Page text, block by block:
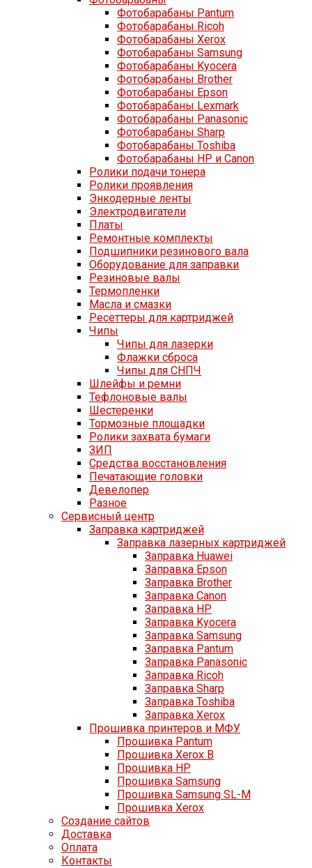
Фотобарабаны Pantum
Фотобарабаны Ricoh
Фотобарабаны Xerox
Фотобарабаны Samsung
Фотобарабаны Kyocera
Фотобарабаны Brother
Фотобарабаны Epson
Фотобарабаны Lexmark
Фотобарабаны Panasonic
Фотобарабаны Sharp
Фотобарабаны Toshiba
Фотобарабаны HP и Canon
Ролики подачи тонера
Ролики проявления
Энкодерные ленты
Электродвигатели
Платы
Ремонтные комплекты
Подшипники резинового вала
Оборудование для заправки
Резиновые валы
Термопленки
Масла и смазки
Ресеттеры для картриджей
Чипы
Чипы для лазерки
Флажки сброса
Чипы для СНПЧ
Шлейфы и ремни
Тефлоновые валы
Шестеренки
Тормозные площадки
Ролики захвата бумаги
ЗИП
Средства восстановления
Печатающие головки
Девелопер
Разное
Сервисный центр
Заправка картриджей
Заправка лазерных картриджей
Заправка Huawei
Заправка Epson
Заправка Brother
Заправка Canon
Заправка HP
Заправка Kyocera
Заправка Samsung
Заправка Pantum
Заправка Panasonic
Заправка Ricoh
Заправка Sharp
Заправка Toshiba
Заправка Xerox
Прошивка принтеров и МФУ
Прошивка Pantum
Прошивка Xerox B
Прошивка HP
Прошивка Samsung
Прошивка Samsung SL-M
Прошивка Xerox
Создание сайтов
Доставка
Оплата
Контакты